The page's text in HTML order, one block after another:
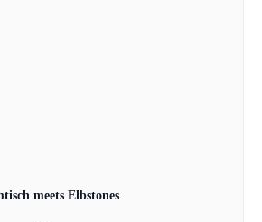
meets Elbstones